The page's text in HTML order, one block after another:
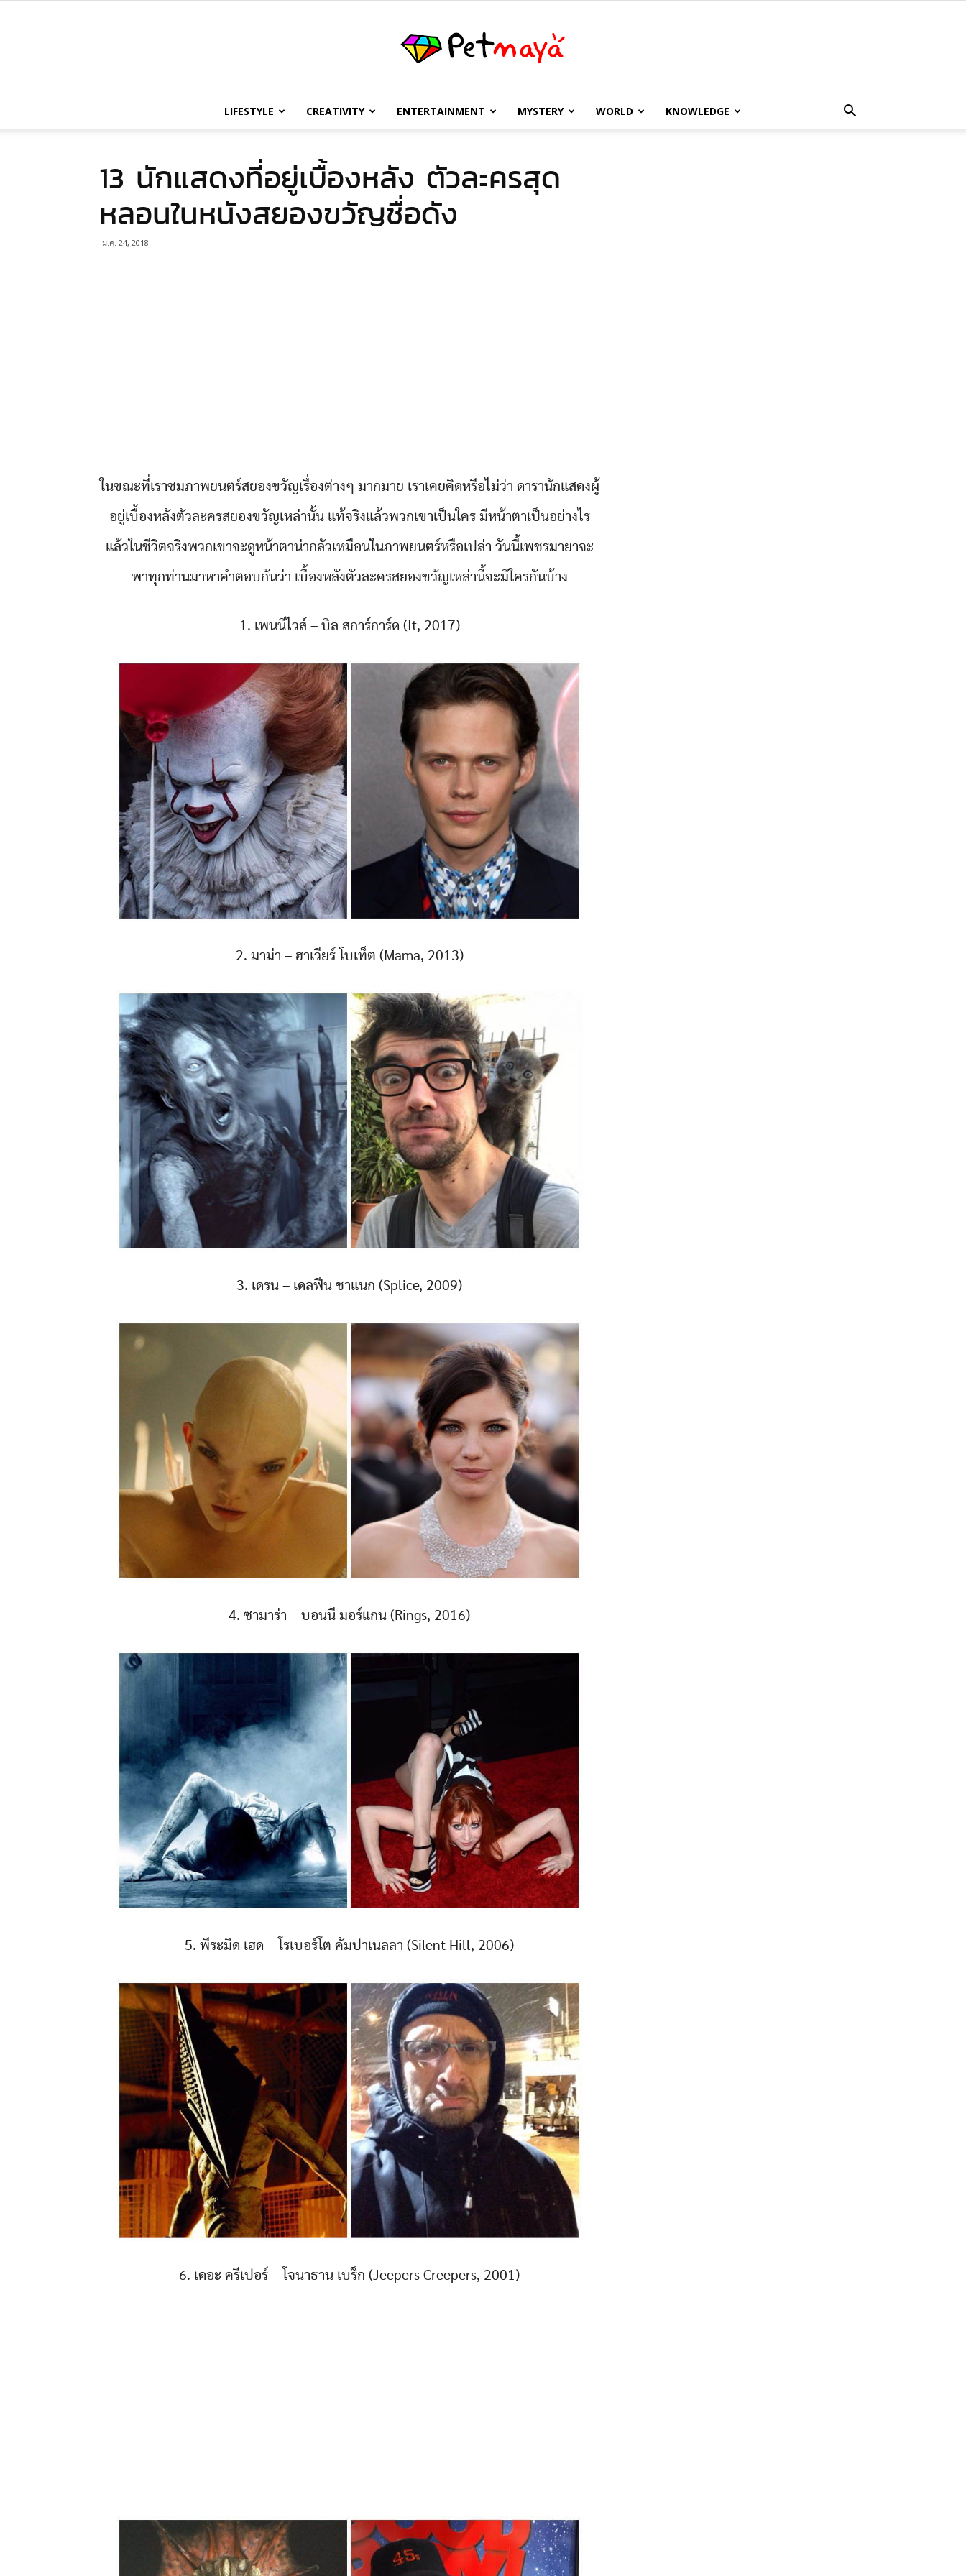
เพชร
LIFESTYLE CREATIVITY ENTERTAINMENT MYSTERY WORLD KNOWLEDGE
13 นักแสดงที่อยู่เบื้องหลัง ตัวละครสุด
หลอนในหนังสยองขวัญชื่อดัง
ม.ค. 24, 2018
ในขณะที่เราชมภาพยนตร์สยองขวัญเรื่องต่างๆ มากมาย เราเคยคิดหรือไม่ว่า ดารานักแสดงผู้
อยู่เบื้องหลังตัวละครสยองขวัญเหล่านั้น แท้จริงแล้วพวกเขาเป็นใคร มีหน้าตาเป็นอย่างไร
แล้วในชีวิตจริงพวกเขาจะดูหน้าตาน่ากลัวเหมือนในภาพยนตร์หรือเปล่า วันนี้เพชรมายาจะ
พาทุกท่านมาหาคำตอบกันว่า เบื้องหลังตัวละครสยองขวัญเหล่านี้จะมีใครกันบ้าง
1. เพนนีไวส์ – บิล สการ์การ์ด (It, 2017)
2. มาม่า – ฮาเวียร์ โบเท็ต (Mama, 2013)
3. เดรน – เดลฟีน ชาแนก (Splice, 2009)
4. ซามาร่า – บอนนี มอร์แกน (Rings, 2016)
5. พีระมิด เฮด – โรเบอร์โต คัมปาเนลลา (Silent Hill, 2006)
6. เดอะ ครีเปอร์ – โจนาธาน เบร็ก (Jeepers Creepers, 2001)